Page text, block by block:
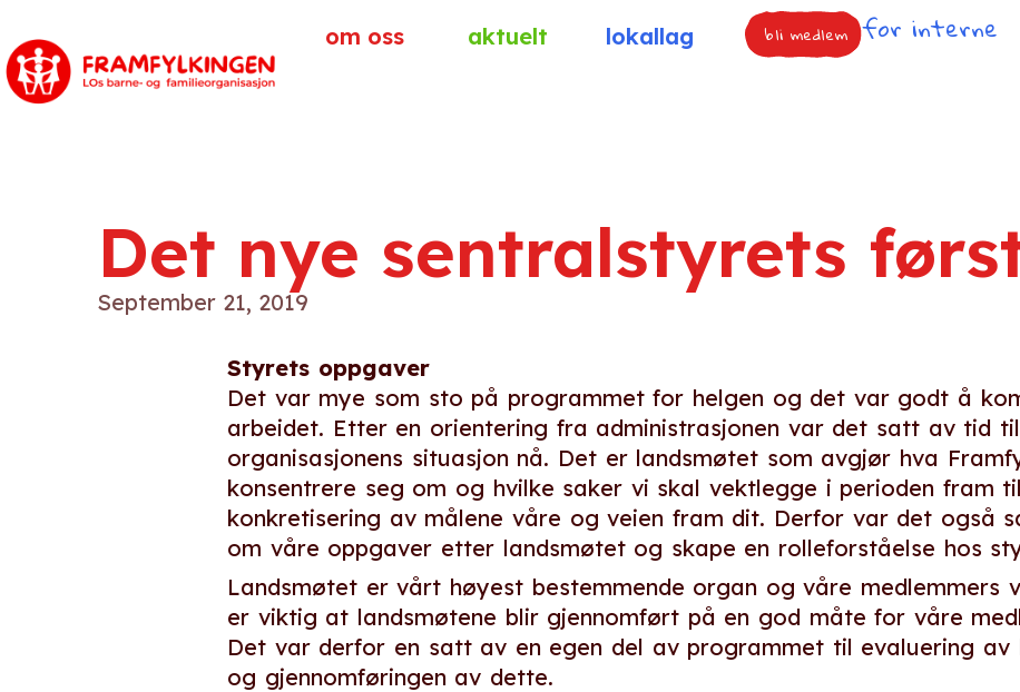
om oss aktuelt lokallag bli medlem for interne
Det nye sentralstyrets
September 21, 2019
Styrets oppgaver
Det var mye som sto på programmet for helgen og det var godt å
arbeidet. Etter en orientering fra administrasjonen var det satt av tid
organisasjonens situasjon nå. Det er landsmøtet som avgjør hva
konsentrere seg om og hvilke saker vi skal vektlegge i perioden fram
konkretisering av målene våre og veien fram dit. Derfor var det også
om våre oppgaver etter landsmøtet og skape en rolleforståelse hos
Landsmøtet er vårt høyest bestemmende organ og våre medlemmers
er viktig at landsmøtene blir gjennomført på en god måte for våre
Det var derfor en satt av en egen del av programmet til evaluering av
og gjennomføringen av dette.